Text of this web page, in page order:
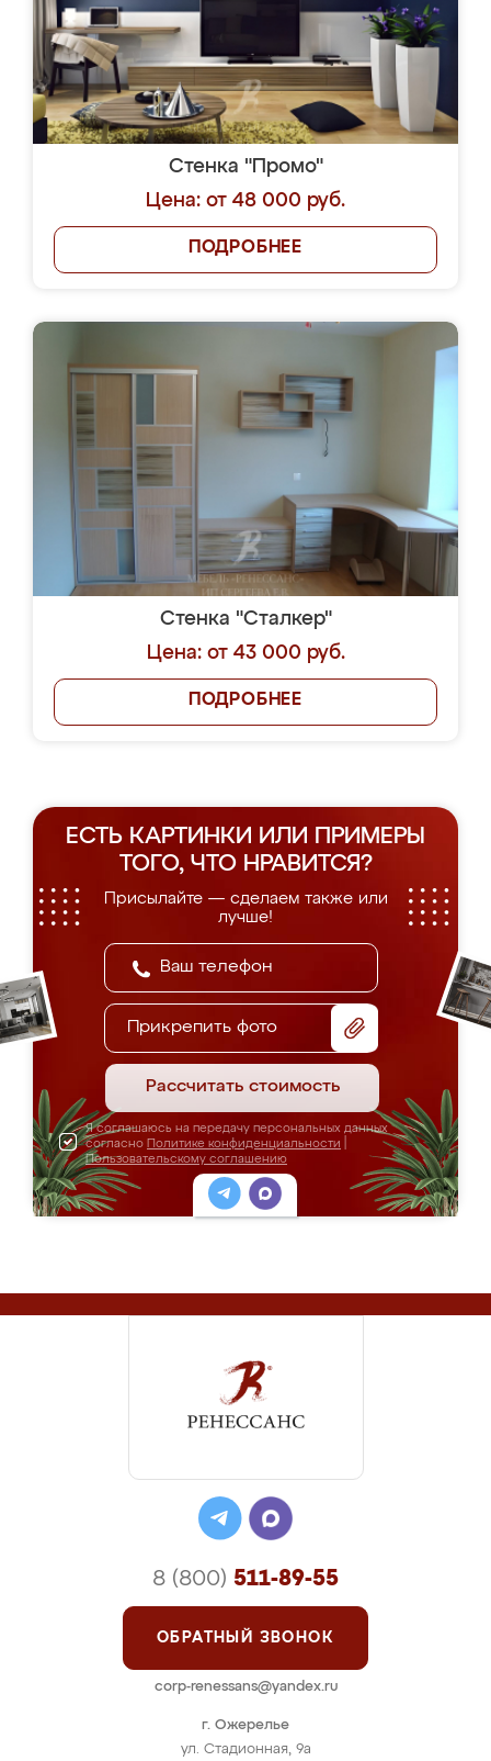
Стенка "Промо"
Цена: от 48 000 руб.
ПОДРОБНЕЕ
Стенка "Сталкер"
Цена: от 43 000 руб.
ПОДРОБНЕЕ
ЕСТЬ КАРТИНКИ ИЛИ ПРИМЕРЫ
ТОГО, ЧТО НРАВИТСЯ?
Присылайте — сделаем также или
лучше!
Прикрепить фото
Рассчитать стоимость
Я соглашаюсь на передачу персональных данных
согласно Политике конфиденциальности
Пользовательскому соглашению
г. Ожерелье
ул. Стадионная, 9а
8 (800) 511-89-55
ОБРАТНЫЙ ЗВОНОК
corp-renessans@yandex.ru